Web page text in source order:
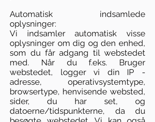
Automatisk indsamlede
oplysninger:
Vi indsamler automatisk visse
oplysninger om dig og den enhed,
som du får adgang til webstedet
med. Når du f.eks. Bruger
webstedet, logger vi din IP -
adresse, operativsystemtype,
browsertype, henvisende websted,
sider, du har set, og
datoerne/tidspunkterne, da du